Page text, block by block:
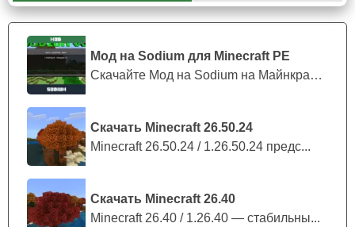
Мод на Sodium для Minecraft PE
Скачайте Мод на Sodium на Майнкрафт П...
Скачать Minecraft 26.50.24
Minecraft 26.50.24 / 1.26.50.24 предс...
Скачать Minecraft 26.40
Minecraft 26.40 / 1.26.40 — стабильны...
оружием. Так и полезной способностью.
Самым интересным среди них является паучье зелье,
которое позволяет проходить сквозь паутину, а если
главный герой умрёт, то он оставит после себя блоки
ниток.
Враги могут также поглощать зелья.